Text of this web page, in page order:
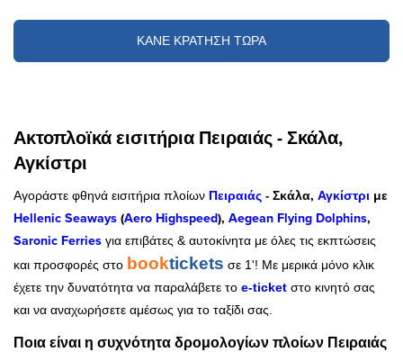
ΚΑΝΕ ΚΡΑΤΗΣΗ ΤΩΡΑ
Ακτοπλοϊκά εισιτήρια Πειραιάς - Σκάλα,
Αγκίστρι
Αγοράστε φθηνά εισιτήρια πλοίων Πειραιάς - Σκάλα, Αγκίστρι με
Hellenic Seaways (Aero Highspeed), Aegean Flying Dolphins,
Saronic Ferries για επιβάτες & αυτοκίνητα με όλες τις εκπτώσεις
και προσφορές στο booktickets σε 1'! Με μερικά μόνο κλικ
έχετε την δυνατότητα να παραλάβετε το e-ticket στο κινητό σας
και να αναχωρήσετε αμέσως για το ταξίδι σας.
Ποια είναι η συχνότητα δρομολογίων πλοίων Πειραιάς